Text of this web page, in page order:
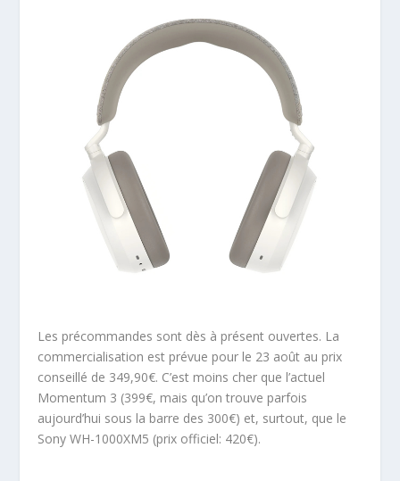
Les précommandes sont dès à présent ouvertes. La
commercialisation est prévue pour le 23 août au prix
conseillé de 349,90€. C’est moins cher que l’actuel
Momentum 3 (399€, mais qu’on trouve parfois
aujourd’hui sous la barre des 300€) et, surtout, que le
Sony WH-1000XM5 (prix officiel: 420€).